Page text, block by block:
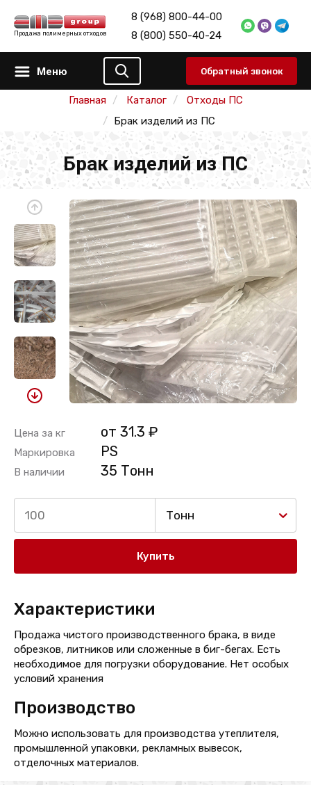
Продажа полимерных отходов
8 (968) 800-44-00
8 (800) 550-40-24
Меню Обратный звонок
Главная Каталог
Отходы ПС
Брак изделий из ПС
Брак изделий из ПС
Цена за кг от 31.3 ₽
Маркировка РS
В наличии 35 Тонн
Тонн
Купить
Характеристики
Продажа чистого производственного брака, в виде
обрезков, литников или сложенные в биг-бегах. Есть
необходимое для погрузки оборудование. Нет особых
условий хранения
Производство
Можно использовать для производства утеплителя,
промышленной упаковки, рекламных вывесок,
отделочных материалов.